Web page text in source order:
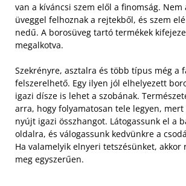
van a kíváncsi szem elől a finomság.
üveggel felhoznak a rejtekből, és szem
nedű. A borosüveg tartó termékek
megalkotva.
Szekrényre, asztalra és több típus még a
felszerelhető. Egy ilyen jól elhelyezett
igazi dísze is lehet a szobának.
arra, hogy folyamatosan tele legyen, mert
nyújt igazi összhangot. Látogassunk el a
oldalra, és válogassunk kedvünkre a
Ha valamelyik elnyeri tetszésünket, akkor
meg egyszerűen.